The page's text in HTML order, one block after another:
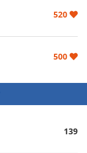
520
500
139